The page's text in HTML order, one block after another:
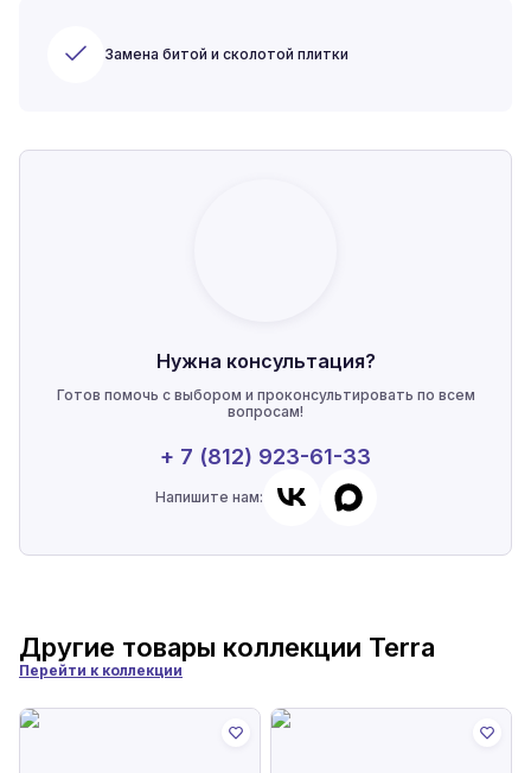
Замена битой и сколотой плитки
Нужна консультация?
Готов помочь с выбором и проконсультировать по всем
вопросам!
+ 7 (812) 923-61-33
Напишите нам:
Другие товары коллекции Terra
Перейти к коллекции